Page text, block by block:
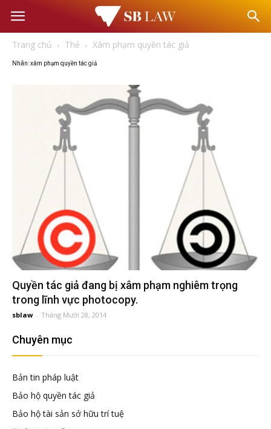
Văn
Đại
diện
Trang chủ Thẻ Xâm phạm quyền tác giả
Nhãn: xâm phạm quyền tác giả
Quyền tác giả đang bị xâm phạm nghiêm trọng
trong lĩnh vực photocopy.
sblaw - Tháng Mười 28, 2014
Chuyên mục
Bản tin pháp luật
Bảo hộ quyền tác giả
Bảo hộ tài sản sở hữu trí tuệ